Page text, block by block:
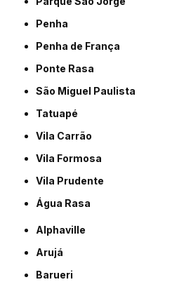
Penha
Penha de França
Ponte Rasa
São Miguel Paulista
Tatuapé
Vila Carrão
Vila Formosa
Vila Prudente
Água Rasa
Alphaville
Arujá
Barueri